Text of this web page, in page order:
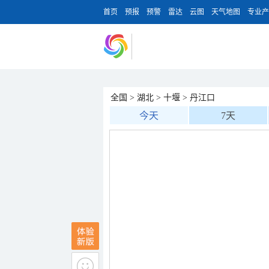
首页 预报 预警 雷达 云图 天气地图 专业
全国 > 湖北 > 十堰 > 丹江口
今天 7天